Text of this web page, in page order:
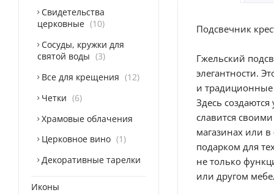
Свидетельства
церковные
10
Сосуды, кружки для
святой воды
3
Все для крещения
12
Четки
6
Храмовые облачения
Церковное вино
1
Декоративные тарелки
Иконы
Подсвечник
Гжельский
элегантности.
и традиционные
Здесь
славится
магазинах или
подарком для
не только
или другом